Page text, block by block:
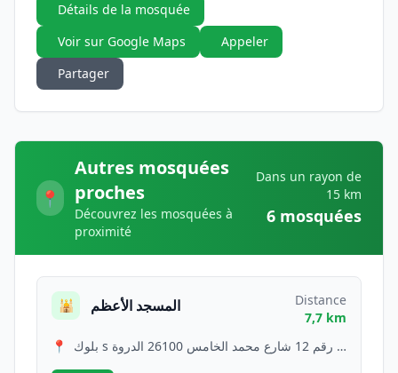
Détails de la mosquée
Voir sur Google Maps
Appeler
Partager
📍
Autres mosquées
proches
Découvrez les mosquées à
proximité
Dans un rayon de
15 km
6 mosquées
🕌 المسجد الأعظم
Distance
7,7 km
📍
بلوك s رقم 12 شارع محمد الخامس 26100 الدروة Morocco